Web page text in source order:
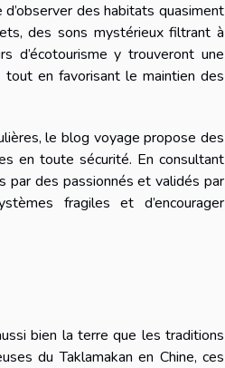
des habitats quasiment
des sons mystérieux filtrant à
d’écotourisme y trouveront une
tout en favorisant le maintien des
le blog voyage propose des
en toute sécurité. En consultant
par des passionnés et validés par
fragiles et d’encourager
bien la terre que les traditions
du Taklamakan en Chine, ces